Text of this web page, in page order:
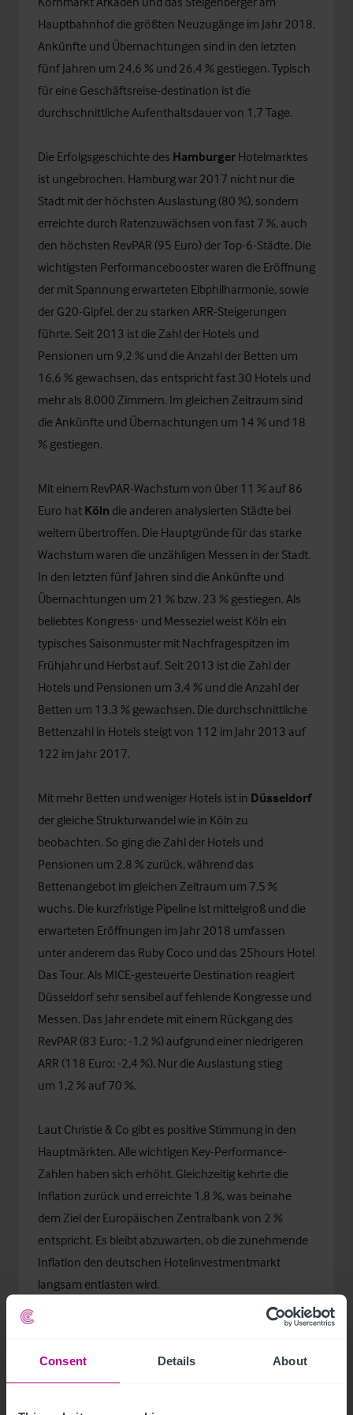
Consent Details About
Hauptbahnhof die größten Neuzugänge im Jahr 2018.
Ankünfte und Übernachtungen sind in den letzten
fünf Jahren um 24,6 % und 26,4 % gestiegen. Typisch
für eine Geschäftsreise-destination ist die
durchschnittliche Aufenthaltsdauer von 1,7 Tage.
Die Erfolgsgeschichte des Hamburger Hotelmarktes
ist ungebrochen. Hamburg war 2017 nicht nur die
Stadt mit der höchsten Auslastung (80 %), sondern
erreichte durch Ratenzuwächsen von fast 7 %, auch
den höchsten RevPAR (95 Euro) der Top-6-Städte. Die
wichtigsten Performancebooster waren die Eröffnung
der mit Spannung erwarteten Elbphilharmonie, sowie
der G20-Gipfel, der zu starken ARR-Steigerungen
führte. Seit 2013 ist die Zahl der Hotels und
Pensionen um 9,2 % und die Anzahl der Betten um
16,6 % gewachsen, das entspricht fast 30 Hotels und
mehr als 8.000 Zimmern. Im gleichen Zeitraum sind
die Ankünfte und Übernachtungen um 14 % und 18
% gestiegen.
Mit einem RevPAR-Wachstum von über 11 % auf 86
Euro hat Köln die anderen analysierten Städte bei
weitem übertroffen. Die Hauptgründe für das starke
Wachstum waren die unzähligen Messen in der Stadt.
In den letzten fünf Jahren sind die Ankünfte und
Übernachtungen um 21 % bzw. 23 % gestiegen. Als
beliebtes Kongress- und Messeziel weist Köln ein
typisches Saisonmuster mit Nachfragespitzen im
Frühjahr und Herbst auf. Seit 2013 ist die Zahl der
Hotels und Pensionen um 3,4 % und die Anzahl der
Betten um 13,3 % gewachsen. Die durchschnittliche
Bettenzahl in Hotels steigt von 112 im Jahr 2013 auf
122 im Jahr 2017.
Mit mehr Betten und weniger Hotels ist in Düsseldorf
der gleiche Strukturwandel wie in Köln zu
beobachten. So ging die Zahl der Hotels und
Pensionen um 2,8 % zurück, während das
Bettenangebot im gleichen Zeitraum um 7,5 %
wuchs. Die kurzfristige Pipeline ist mittelgroß und die
erwarteten Eröffnungen im Jahr 2018 umfassen
unter anderem das Ruby Coco und das 25hours Hotel
Das Tour. Als MICE-gesteuerte Destination reagiert
Düsseldorf sehr sensibel auf fehlende Kongresse und
Messen. Das Jahr endete mit einem Rückgang des
RevPAR (83 Euro; -1,2 %) aufgrund einer niedrigeren
ARR (118 Euro; -2,4 %). Nur die Auslastung stieg
um 1,2 % auf 70 %.
Laut Christie & Co gibt es positive Stimmung in den
Hauptmärkten. Alle wichtigen Key-Performance-
Zahlen haben sich erhöht. Gleichzeitig kehrte die
Inflation zurück und erreichte 1,8 %, was beinahe
dem Ziel der Europäischen Zentralbank von 2 %
entspricht. Es bleibt abzuwarten, ob die zunehmende
Inflation den deutschen Hotelinvestmentmarkt
langsam entlasten wird.
Lukas Hochedlinger, Managing Director Central &